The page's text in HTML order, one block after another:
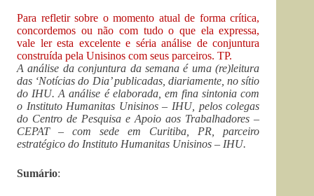
Para refletir sobre o momento atual de forma crítica,
concordemos ou não com tudo o que ela expressa,
vale ler esta excelente e séria análise de conjuntura
construída pela Unisinos com seus parceiros. TP.
A análise da conjuntura da semana é uma (re)leitura
das ‘Notícias do Dia’ publicadas, diariamente, no sítio
do IHU. A análise é elaborada, em fina sintonia com
o Instituto Humanitas Unisinos – IHU, pelos colegas
do Centro de Pesquisa e Apoio aos Trabalhadores –
CEPAT – com sede em Curitiba, PR, parceiro
estratégico do Instituto Humanitas Unisinos – IHU.
Sumário: